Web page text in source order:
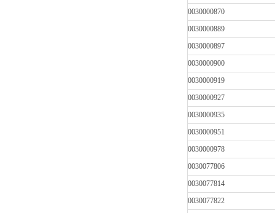
0030000870
0030000889
0030000897
0030000900
0030000919
0030000927
0030000935
0030000951
0030000978
0030077806
0030077814
0030077822